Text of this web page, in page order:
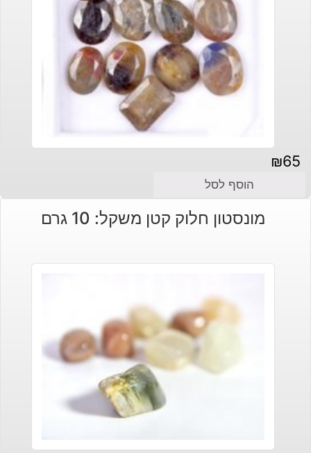
₪65
הוסף לסל
מונסטון חלוק קטן משקל: 10 גרם